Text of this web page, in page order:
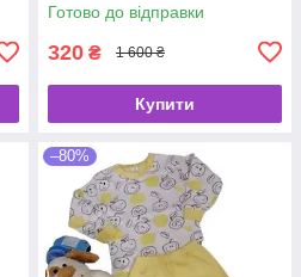
Готово до відправки
320 ₴ 1 600 ₴
Купити
–80%